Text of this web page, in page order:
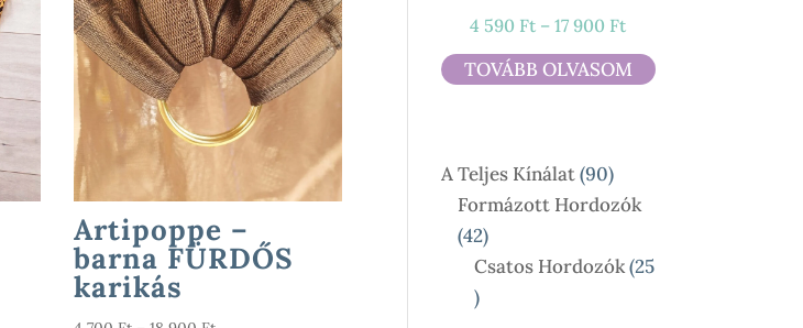
Artipoppe –
barna FÜRDŐS
karikás
4 590 Ft – 17 900 FtÁrtartomány:
4
590 Ft
TOVÁBB OLVASOM
A Teljes Kínálat 9090
Termék
Formázott Hordozók
4242
Termék
Csatos Hordozók 25
25